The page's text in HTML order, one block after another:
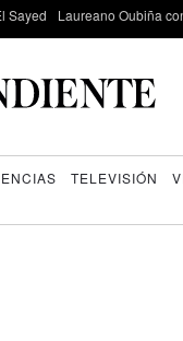
Sayed Laureano Oubiña
TELEVISIÓN